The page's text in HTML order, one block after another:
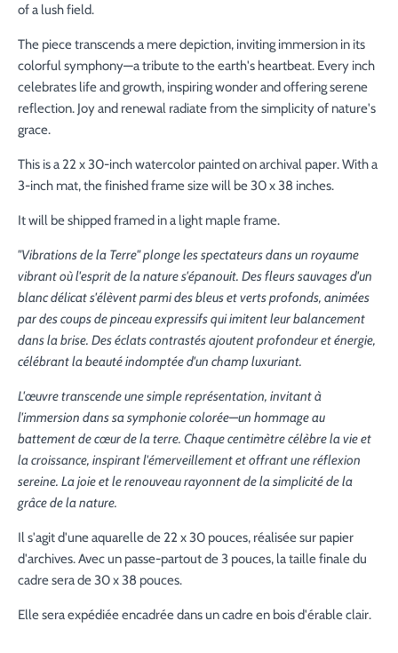
of a lush field.
The piece transcends a mere depiction, inviting immersion in its
colorful symphony—a tribute to the earth's heartbeat. Every inch
celebrates life and growth, inspiring wonder and offering serene
reflection. Joy and renewal radiate from the simplicity of nature's
grace.
This is a 22 x 30-inch watercolor painted on archival paper. With a
3-inch mat, the finished frame size will be 30 x 38 inches.
It will be shipped framed in a light maple frame.
"Vibrations de la Terre" plonge les spectateurs dans un royaume
vibrant où l'esprit de la nature s'épanouit. Des fleurs sauvages d'un
blanc délicat s'élèvent parmi des bleus et verts profonds, animées
par des coups de pinceau expressifs qui imitent leur balancement
dans la brise. Des éclats contrastés ajoutent profondeur et énergie,
célébrant la beauté indomptée d'un champ luxuriant.
L'œuvre transcende une simple représentation, invitant à
l'immersion dans sa symphonie colorée—un hommage au
battement de cœur de la terre. Chaque centimètre célèbre la vie et
la croissance, inspirant l'émerveillement et offrant une réflexion
sereine. La joie et le renouveau rayonnent de la simplicité de la
grâce de la nature.
Il s'agit d'une aquarelle de 22 x 30 pouces, réalisée sur papier
d'archives. Avec un passe-partout de 3 pouces, la taille finale du
cadre sera de 30 x 38 pouces.
Elle sera expédiée encadrée dans un cadre en bois d'érable clair.